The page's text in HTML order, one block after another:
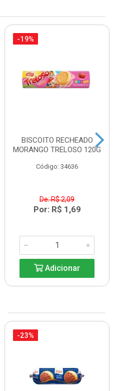
-19%
BISCOITO RECHEADO
MORANGO TRELOSO 120G
Código: 34636
De: R$ 2,09
Por: R$ 1,69
Adicionar
-23%